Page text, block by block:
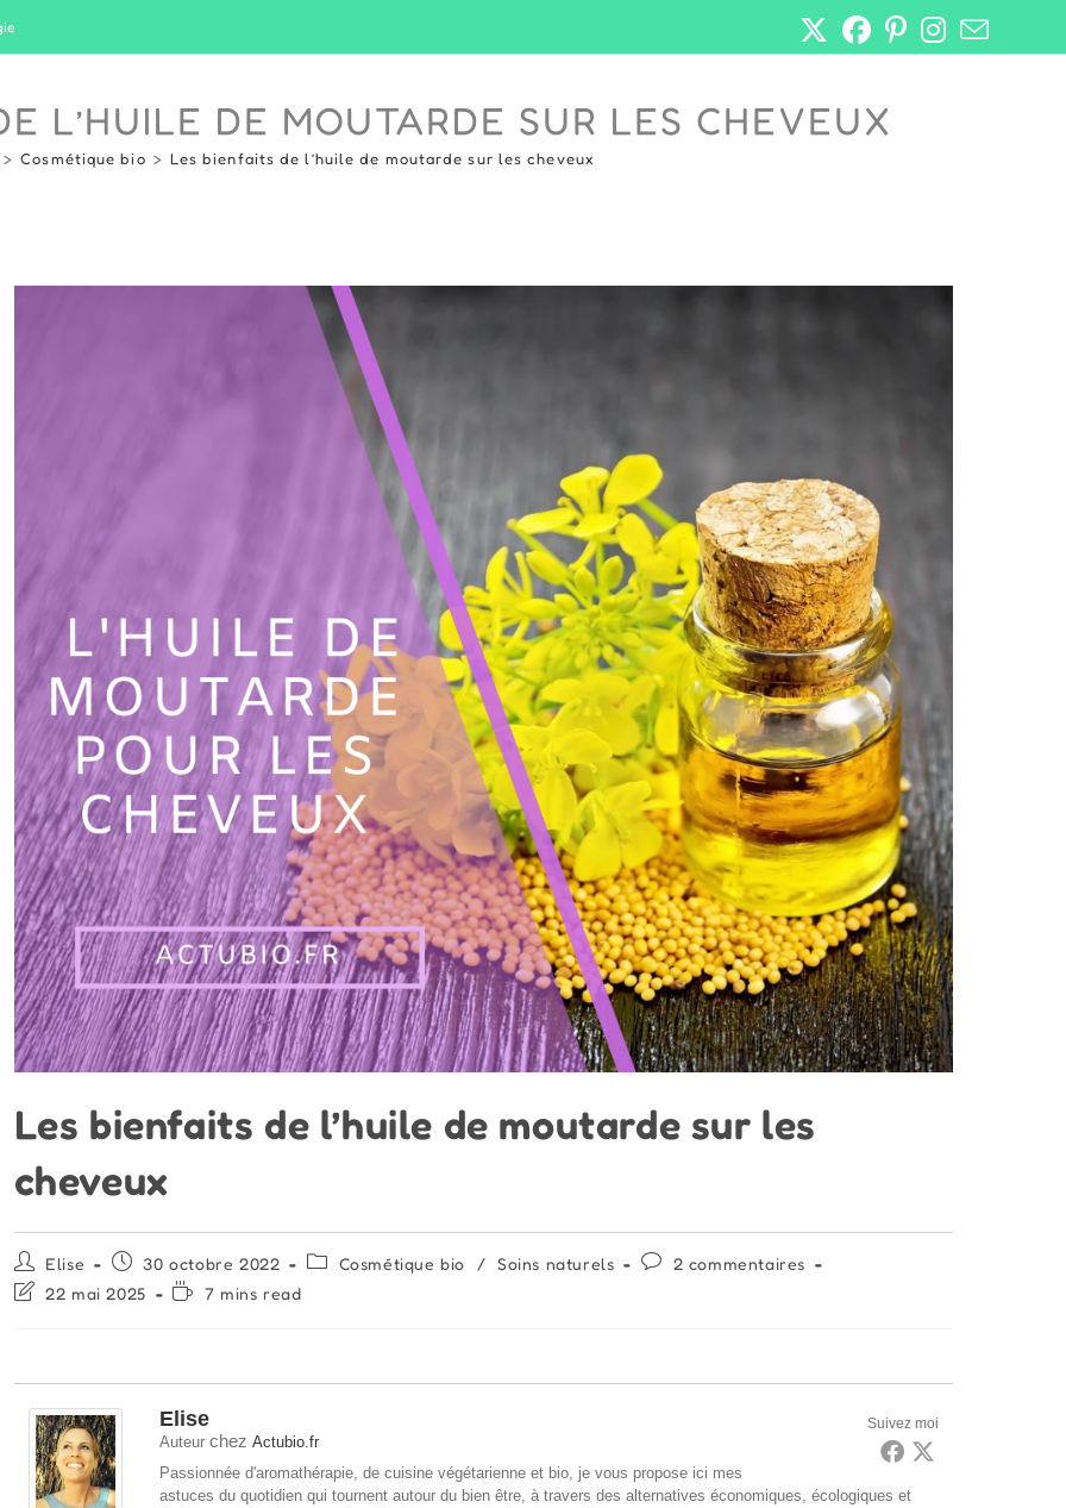
L’HUILE DE MOUTARDE SUR LES CHEVEUX
> Cosmétique bio > Les bienfaits de l’huile de moutarde sur les cheveux
Les bienfaits de l’huile de moutarde sur les
cheveux
Auteur/autrice
de
la
Elise
Publication
publiée :
30 octobre 2022
PostCosmétique bio / Soins naturels
Commentaires
2 commentaires
Dernière
publication :
22 mai 2025
Temps7 mins read
Suivez moi
Elise
Auteurchez Actubio.fr
Passionnée d'aromathérapie, de cuisine végétarienne et bio, je vous propose ici mes
astuces du quotidien qui tournent autour du bien être, à travers des alternatives économiques, écologiques et